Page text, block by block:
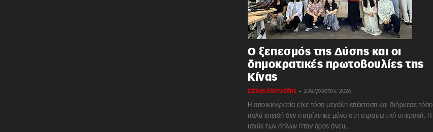
Ο ξεπεσμός της Δύσης και οι
δημοκρατικές πρωτοβουλίες της
Κίνας
Στέλιος Ελληνιάδης - 2 Αυγούστου, 2026
Η αποικιοκρατία είχε τόσο μεγάλη επέκταση και διήρκεσε τόσο
πολύ επειδή δεν στηρίχτηκε μόνο στη στρατιωτική υπεροχή. Η
ισχύς των όπλων ήταν όρος άνευ...